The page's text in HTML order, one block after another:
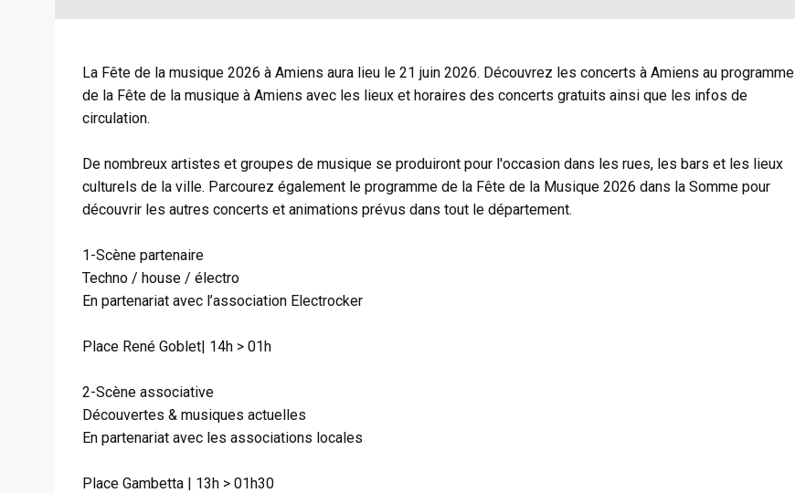
La Fête de la musique 2026 à Amiens aura lieu le 21 juin 2026. Découvrez les concerts à Amiens au programme
de la Fête de la musique à Amiens avec les lieux et horaires des concerts gratuits ainsi que les infos de
circulation.
De nombreux artistes et groupes de musique se produiront pour l'occasion dans les rues, les bars et les lieux
culturels de la ville. Parcourez également le programme de la Fête de la Musique 2026 dans la Somme pour
découvrir les autres concerts et animations prévus dans tout le département.
1-Scène partenaire
Techno / house / électro
En partenariat avec l’association Electrocker
Place René Goblet| 14h > 01h
2-Scène associative
Découvertes & musiques actuelles
En partenariat avec les associations locales
Place Gambetta | 13h > 01h30